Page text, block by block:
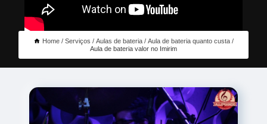
Home Serviços Aulas de bateria
Aula de bateria quanto custa
Aula de bateria valor no Imirim